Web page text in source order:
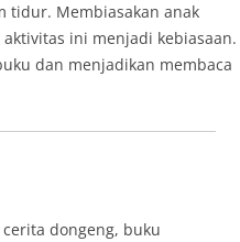
tidur. Membiasakan anak
ini menjadi kebiasaan.
dan menjadikan membaca
dongeng, buku